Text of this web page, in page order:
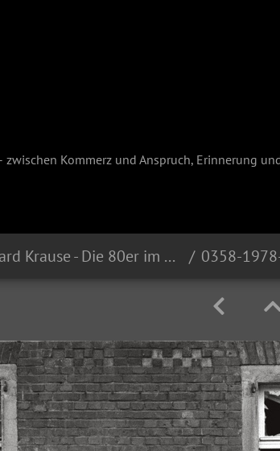
Kommerz und Anspruch, Erinnerung
Reinhard Krause - Die 80er im Ruhrgebiet 0358-